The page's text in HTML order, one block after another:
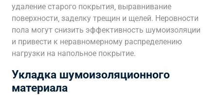
удаление старого покрытия‚ выравнивание
поверхности‚ заделку трещин и щелей. Неровности
пола могут снизить эффективность шумоизоляции
и привести к неравномерному распределению
нагрузки на напольное покрытие.
Укладка шумоизоляционного
материала